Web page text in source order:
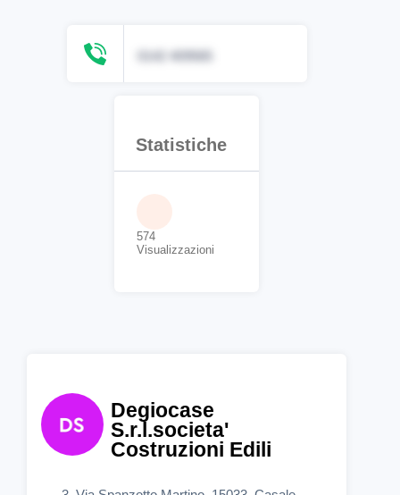
Statistiche
574
Visualizzazioni
Degiocase
S.r.l.societa'
Costruzioni Edili